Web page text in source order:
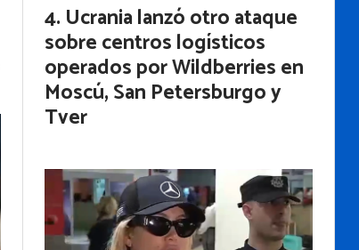
Ucrania lanzó otro ataque
sobre centros logísticos
operados por Wildberries en
Moscú, San Petersburgo y
Tver